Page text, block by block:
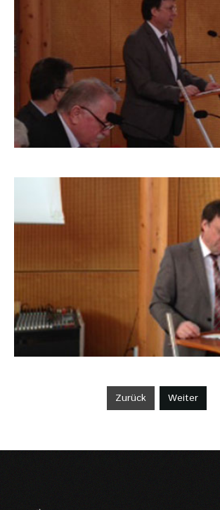
BLW-FACHTAGUNG
BLW-FACHTAGUNG 2013_9
Zurück Weiter